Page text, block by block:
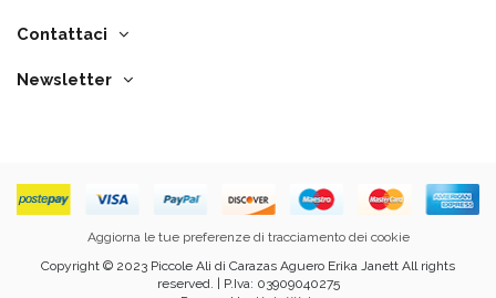
Contattaci
Newsletter
Aggiorna le tue preferenze di tracciamento dei cookie
Copyright © 2023 Piccole Ali di Carazas Aguero Erika Janett All rights
reserved. | P.Iva: 03909040275